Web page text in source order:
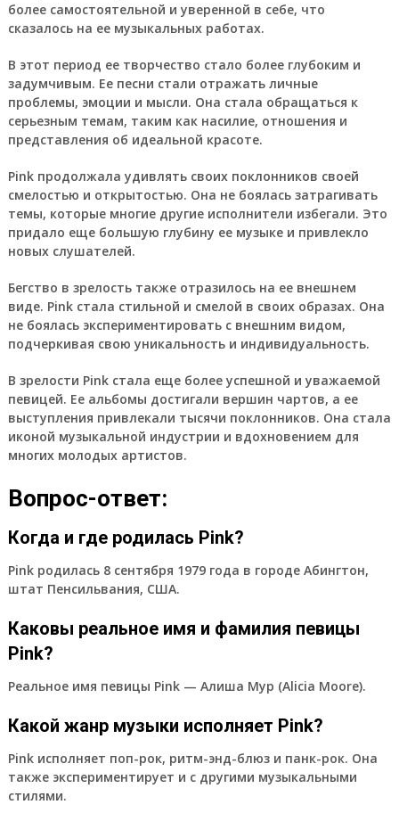
более самостоятельной и уверенной в себе, что
сказалось на ее музыкальных работах.
В этот период ее творчество стало более глубоким и
задумчивым. Ее песни стали отражать личные
проблемы, эмоции и мысли. Она стала обращаться к
серьезным темам, таким как насилие, отношения и
представления об идеальной красоте.
Pink продолжала удивлять своих поклонников своей
смелостью и открытостью. Она не боялась затрагивать
темы, которые многие другие исполнители избегали. Это
придало еще большую глубину ее музыке и привлекло
новых слушателей.
Бегство в зрелость также отразилось на ее внешнем
виде. Pink стала стильной и смелой в своих образах. Она
не боялась экспериментировать с внешним видом,
подчеркивая свою уникальность и индивидуальность.
В зрелости Pink стала еще более успешной и уважаемой
певицей. Ее альбомы достигали вершин чартов, а ее
выступления привлекали тысячи поклонников. Она стала
иконой музыкальной индустрии и вдохновением для
многих молодых артистов.
Вопрос-ответ:
Когда и где родилась Pink?
Pink родилась 8 сентября 1979 года в городе Абингтон,
штат Пенсильвания, США.
Каковы реальное имя и фамилия певицы
Pink?
Реальное имя певицы Pink — Алиша Мур (Alicia Moore).
Какой жанр музыки исполняет Pink?
Pink исполняет поп-рок, ритм-энд-блюз и панк-рок. Она
также экспериментирует и с другими музыкальными
стилями.